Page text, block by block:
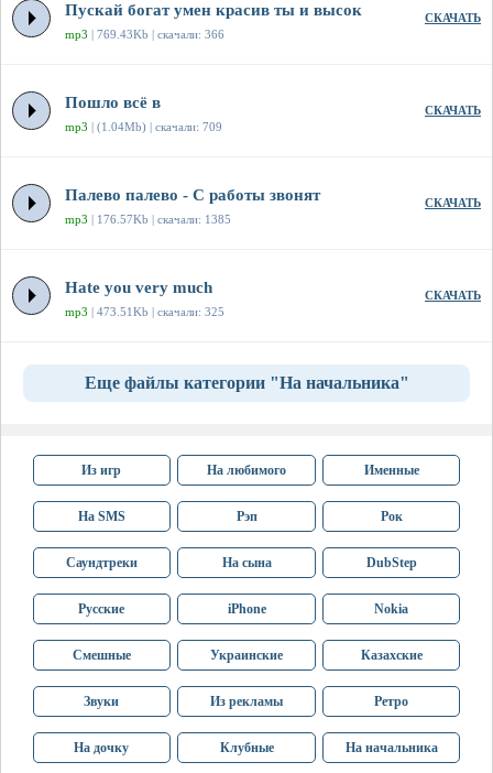
Пускай богат умен красив ты и высок
mp3 | 769.43Kb | скачали: 366
СКАЧАТЬ
Пошло всё в
mp3 | (1.04Mb) | скачали: 709
СКАЧАТЬ
Палево палево - С работы звонят
mp3 | 176.57Kb | скачали: 1385
СКАЧАТЬ
Hate you very much
mp3 | 473.51Kb | скачали: 325
СКАЧАТЬ
Еще файлы категории "На начальника"
Из игр На любимого Именные
На SMS Рэп Рок
Саундтреки На сына DubStep
Русские iPhone Nokia
Смешные Украинские Казахские
Звуки Из рекламы Ретро
На дочку Клубные На начальника